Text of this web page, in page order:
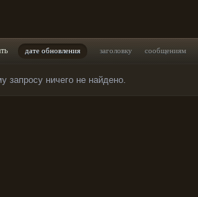
дате обновления заголовку сообщениям
запросу ничего не найдено.